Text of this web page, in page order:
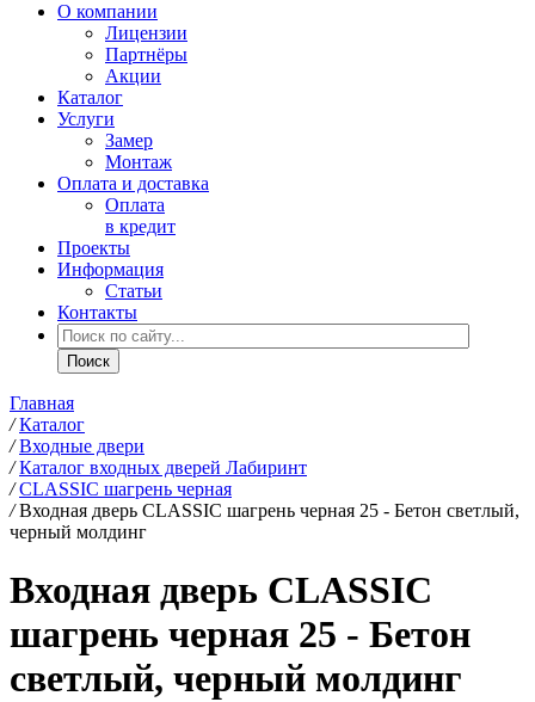
О компании
Лицензии
Партнёры
Акции
Каталог
Услуги
Замер
Монтаж
Оплата и доставка
Оплата
в кредит
Проекты
Информация
Статьи
Контакты
Главная
/ Каталог
/ Входные двери
/ Каталог входных дверей Лабиринт
/ CLASSIC шагрень черная
/ Входная дверь CLASSIC шагрень черная 25 - Бетон светлый,
черный молдинг
Входная дверь CLASSIC
шагрень черная 25 - Бетон
светлый, черный молдинг